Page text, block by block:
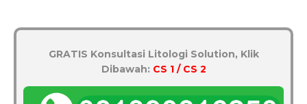
GRATIS Konsultasi Litologi Solution, Klik
Dibawah: CS 1 / CS 2